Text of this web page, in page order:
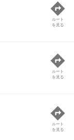
ルート
を見る
ルート
を見る
ルート
を見る